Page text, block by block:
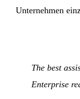
Unternehmen
The best
Enterprise